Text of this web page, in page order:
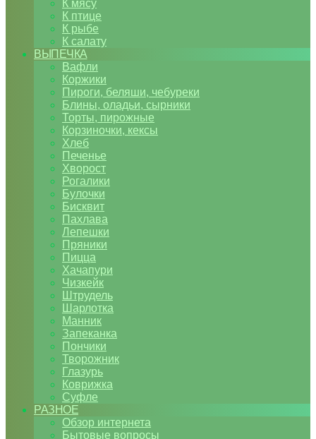
К мясу
К птице
К рыбе
К салату
ВЫПЕЧКА
Вафли
Коржики
Пироги, беляши, чебуреки
Блины, оладьи, сырники
Торты, пирожные
Корзиночки, кексы
Хлеб
Печенье
Хворост
Рогалики
Булочки
Бисквит
Пахлава
Лепешки
Пряники
Пицца
Хачапури
Чизкейк
Штрудель
Шарлотка
Манник
Запеканка
Пончики
Творожник
Глазурь
Коврижка
Суфле
РАЗНОЕ
Обзор интернета
Бытовые вопросы